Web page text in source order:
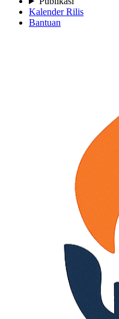
Kalender Rilis
Bantuan